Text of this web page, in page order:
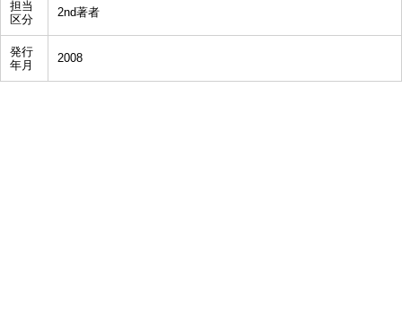
担当
区分
2nd著者
発行
年月
2008